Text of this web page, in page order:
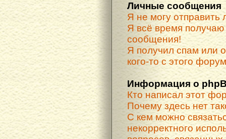
Личные сообщения
Я не могу
Я всё время
сообщения!
Я получил спам или
кого-то с этого
Информация о
Кто написал этот
Почему здесь нет
С кем можно
некорректного